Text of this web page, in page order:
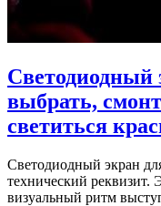
Светодиодный
выбрать,
светиться
Светодиодный экран
технический реквизит.
визуальный ритм